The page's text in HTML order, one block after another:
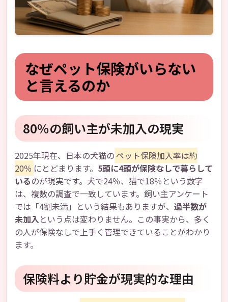
なぜペット保険がいらない
と言えるのか
80％の飼い主が未加入の現実
2025年現在、日本の犬猫のペット保険加入率は約
20％ にとどまります。 5頭に4頭が保険なしで暮らして
いるのが現実です。犬で24％、猫で18％という数字
は、複数の調査で一致しています。飼い主アンケート
では「4割未満」という結果もありますが、 過半数が
未加入という点は変わりません。この事実から、多く
の人が保険なしで上手く管理できていることがわかり
ます。
保険料より貯金が現実的な理由